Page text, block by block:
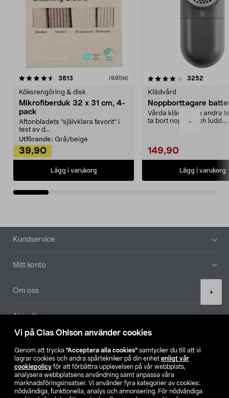
Vi på Clas Ohlson använder cookies
Genom att trycka ”Acceptera alla cookies” samtycker du till att vi
lagrar cookies och andra spårtekniker på din enhet enligt vår
cookiepolicy för att förbättra upplevelsen på vår webbplats,
analysera webbplatsens användning samt anpassa våra
marknadsföringsinsatser. Vi använder fyra kategorier av cookies:
nödvändiga, funktionella, analys och annonsering. För nödvändiga
-
+
3813 (9,97/st)
Köksrengöring & disk
Mikrofiberduk 32 x 31 cm, 4-
pack
Aftonbladets "självklara favorit” i
test av d...
Utförande: Grå/beige
39,90
Lägg i varukorg
4.0av 5 stjärnor 3252
Klädvård
Noppborttagare
Vårda kläder och andra
ta bort noppor och ludd.
149,90
Lägg i varukorg
4.5av 5 stjärnor
Sidfot
Kundservice
Mitt konto
Om oss
Aktuellt
Hitta butik
SE NO FI